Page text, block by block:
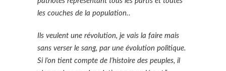
les couches de la population..
Ils veulent une révolution, je vais la faire mais
sans verser le sang, par une évolution politique.
Si l’on tient compte de l’histoire des peuples, il